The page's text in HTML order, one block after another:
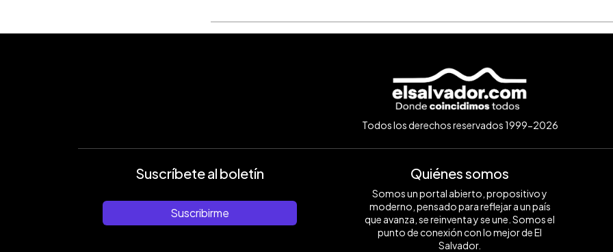
Todos los derechos reservados 1999-2026
Suscríbete al boletín
Suscribirme
Quiénes somos
Somos un portal abierto, propositivo y
moderno, pensado para reflejar a un país
que avanza, se reinventa y se une. Somos el
punto de conexión con lo mejor de El
Salvador.